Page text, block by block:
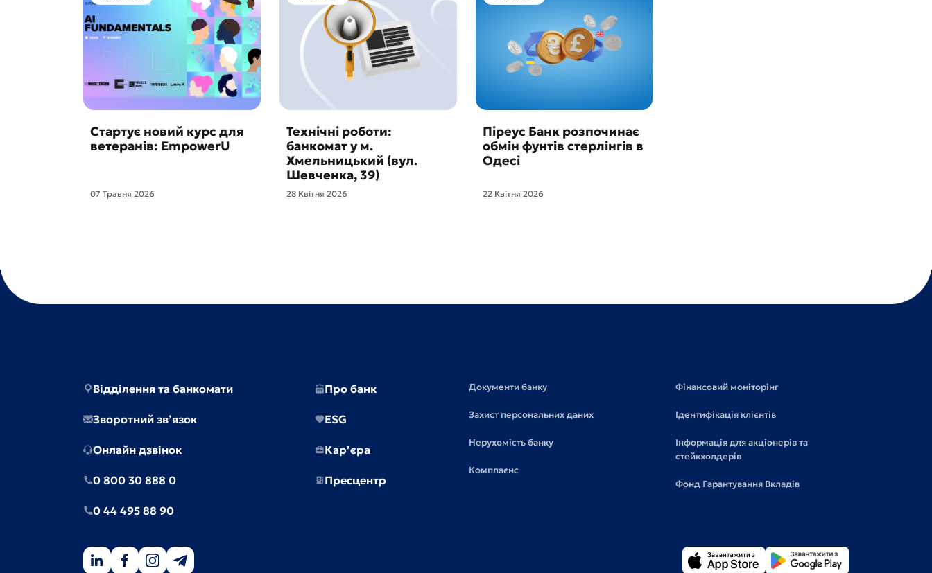
Стартує новий курс для
ветеранів: EmpowerU
07 Травня 2026
Технічні роботи:
банкомат у м.
Хмельницький (вул.
Шевченка, 39)
28 Квітня 2026
Піреус Банк розпочинає
обмін фунтів стерлінгів в
Одесі
22 Квітня 2026
Відділення та банкомати
Зворотний зв’язок
Онлайн дзвінок
0 800 30 888 0
0 44 495 88 90
Про банк
ESG
Кар’єра
Пресцентр
Документи банку
Захист персональних даних
Нерухомість банку
Комплаєнс
Фінансовий моніторінг
Ідентифікація клієнтів
Інформація для акціонерів та
стейкхолдерів
Фонд Гарантування Вкладів